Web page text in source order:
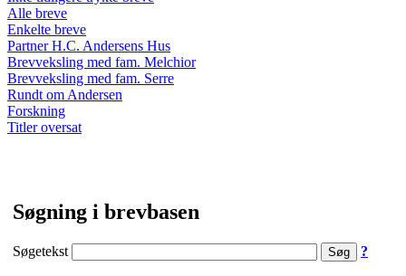
Alle breve
Enkelte breve
Partner H.C. Andersens Hus
Brevveksling med fam. Melchior
Brevveksling med fam. Serre
Rundt om Andersen
Forskning
Titler oversat
Søgning i brevbasen
Søgetekst ?